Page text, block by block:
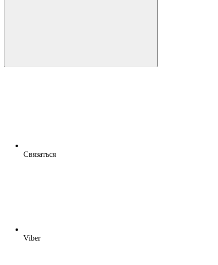
Связаться
Viber